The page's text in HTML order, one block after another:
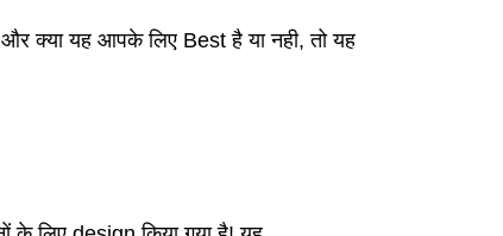
क्या यह आपके लिए Best है या नही, तो यह